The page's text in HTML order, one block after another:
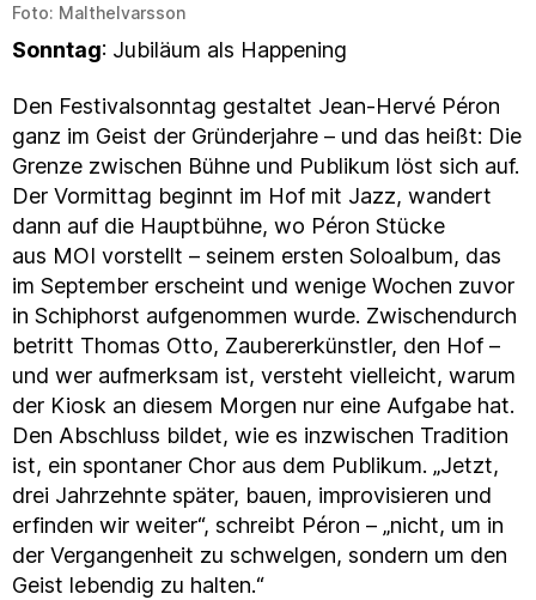
Foto: Malthelvarsson
Sonntag: Jubiläum als Happening
Den Festivalsonntag gestaltet Jean-Hervé Péron
ganz im Geist der Gründerjahre – und das heißt: Die
Grenze zwischen Bühne und Publikum löst sich auf.
Der Vormittag beginnt im Hof mit Jazz, wandert
dann auf die Hauptbühne, wo Péron Stücke
aus MOI vorstellt – seinem ersten Soloalbum, das
im September erscheint und wenige Wochen zuvor
in Schiphorst aufgenommen wurde. Zwischendurch
betritt Thomas Otto, Zaubererkünstler, den Hof –
und wer aufmerksam ist, versteht vielleicht, warum
der Kiosk an diesem Morgen nur eine Aufgabe hat.
Den Abschluss bildet, wie es inzwischen Tradition
ist, ein spontaner Chor aus dem Publikum. „Jetzt,
drei Jahrzehnte später, bauen, improvisieren und
erfinden wir weiter“, schreibt Péron – „nicht, um in
der Vergangenheit zu schwelgen, sondern um den
Geist lebendig zu halten.“